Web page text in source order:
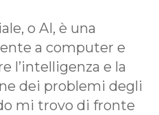
o AI, è una
a computer e
l’intelligenza e la
dei problemi degli
mi trovo di fronte